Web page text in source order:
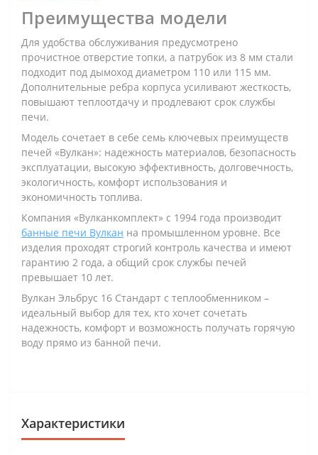
Преимущества модели
Для удобства обслуживания предусмотрено
прочистное отверстие топки, а патрубок из 8 мм стали
подходит под дымоход диаметром 110 или 115 мм.
Дополнительные ребра корпуса усиливают жесткость,
повышают теплоотдачу и продлевают срок службы
печи.
Модель сочетает в себе семь ключевых преимуществ
печей «Вулкан»: надежность материалов, безопасность
эксплуатации, высокую эффективность, долговечность,
экологичность, комфорт использования и
экономичность топлива.
Компания «Вулканкомплект» с 1994 года производит
банные печи Вулкан на промышленном уровне. Все
изделия проходят строгий контроль качества и имеют
гарантию 2 года, а общий срок службы печей
превышает 10 лет.
Вулкан Эльбрус 16 Стандарт с теплообменником –
идеальный выбор для тех, кто хочет сочетать
надежность, комфорт и возможность получать горячую
воду прямо из банной печи.
Характеристики